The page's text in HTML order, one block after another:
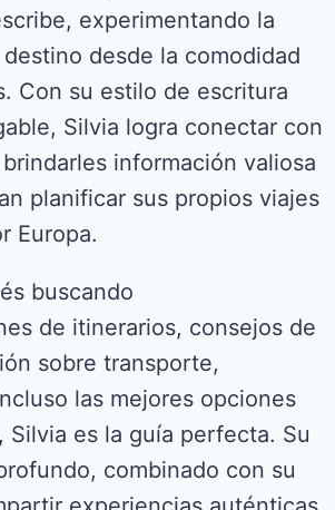
experimentando la
desde la comodidad
Con su estilo de escritura
Silvia logra conectar con
información valiosa
planificar sus propios viajes
Europa.
buscando
de itinerarios, consejos de
sobre transporte,
las mejores opciones
Silvia es la guía perfecta. Su
combinado con su